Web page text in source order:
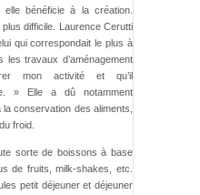
elle bénéficie à la création.
difficile. Laurence Cerutti
qui correspondait le plus à
les travaux d’aménagement
mon activité et qu’il
» Elle a dû notamment
conservation des aliments,
froid.
sorte de boissons à base
de fruits, milk-shakes, etc.
petit déjeuner et déjeuner